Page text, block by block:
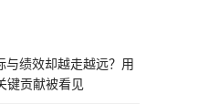
与绩效却越走越远？用
键贡献被看见